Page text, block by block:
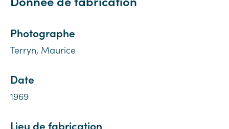
Photographe
Terryn, Maurice
Date
1969
Lieu de fabrication